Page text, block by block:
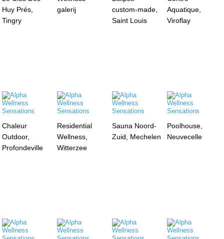
Huy Prés,
Tingry
galerij
custom-made,
Saint Louis
Aquatique,
Viroflay
Chaleur
Outdoor,
Profondeville
Residential
Wellness,
Witterzee
Sauna Noord-
Zuid, Mechelen
Poolhouse,
Neuvecelle